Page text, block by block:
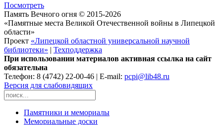
Посмотреть
Память Вечного огня © 2015-2026
«Памятные места Великой Отечественной войны в Липецкой
области»
Проект «Липецкой областной универсальной научной
библиотеки» | Техподдержка
При использовании материалов активная ссылка на сайт
обязательна
Телефон: 8 (4742) 22-00-46 | E-mail: pcpi@lib48.ru
Версия для слабовидящих
Памятники и мемориалы
Мемориальные доски